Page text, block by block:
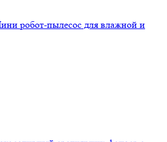
робот-пылесос для влажной и